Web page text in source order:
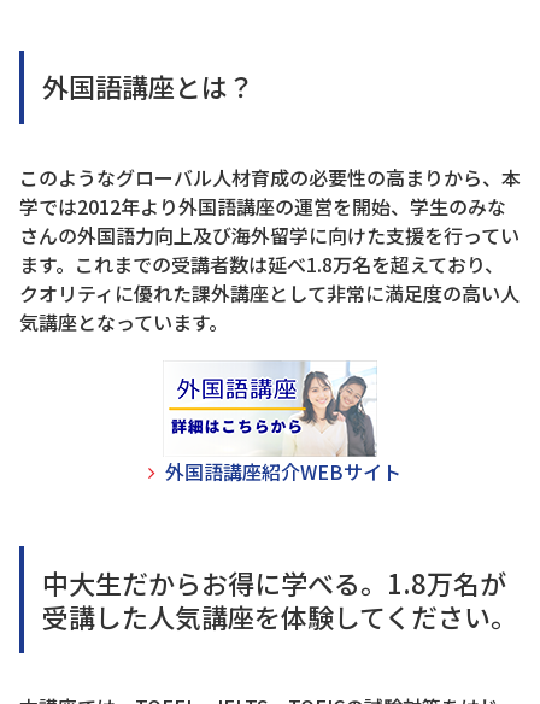
外国語講座とは？
このようなグローバル人材育成の必要性の高まりから、本
学では2012年より外国語講座の運営を開始、学生のみな
さんの外国語力向上及び海外留学に向けた支援を行ってい
ます。これまでの受講者数は延べ1.8万名を超えており、
クオリティに優れた課外講座として非常に満足度の高い人
気講座となっています。
外国語講座紹介WEBサイト
中大生だからお得に学べる。1.8万名が
受講した人気講座を体験してください。